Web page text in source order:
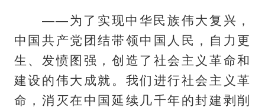
——为了实现中华民族伟大复兴，
中国共产党团结带领中国人民，自力更
生、发愤图强，创造了社会主义革命和
建设的伟大成就。我们进行社会主义革
命，消灭在中国延续几千年的封建剥削